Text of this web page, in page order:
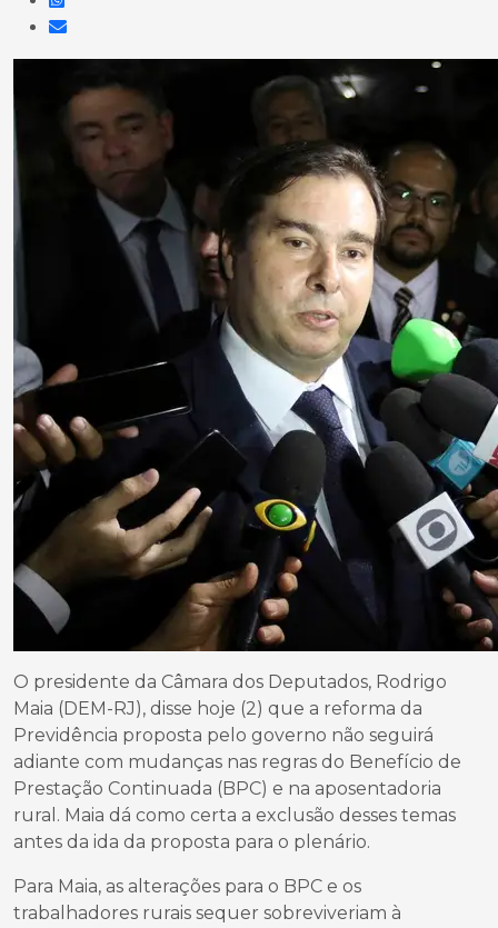
O presidente da Câmara dos Deputados, Rodrigo
Maia (DEM-RJ), disse hoje (2) que a reforma da
Previdência proposta pelo governo não seguirá
adiante com mudanças nas regras do Benefício de
Prestação Continuada (BPC) e na aposentadoria
rural. Maia dá como certa a exclusão desses temas
antes da ida da proposta para o plenário.
Para Maia, as alterações para o BPC e os
trabalhadores rurais sequer sobreviveriam à